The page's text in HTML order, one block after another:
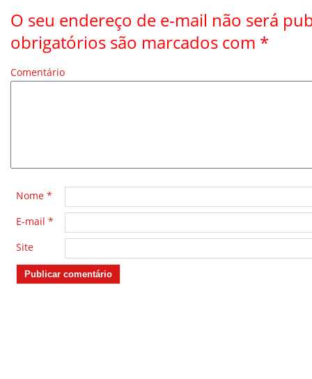
O seu endereço de e-mail não será
obrigatórios são marcados com *
Comentário
Nome *
E-mail *
Site